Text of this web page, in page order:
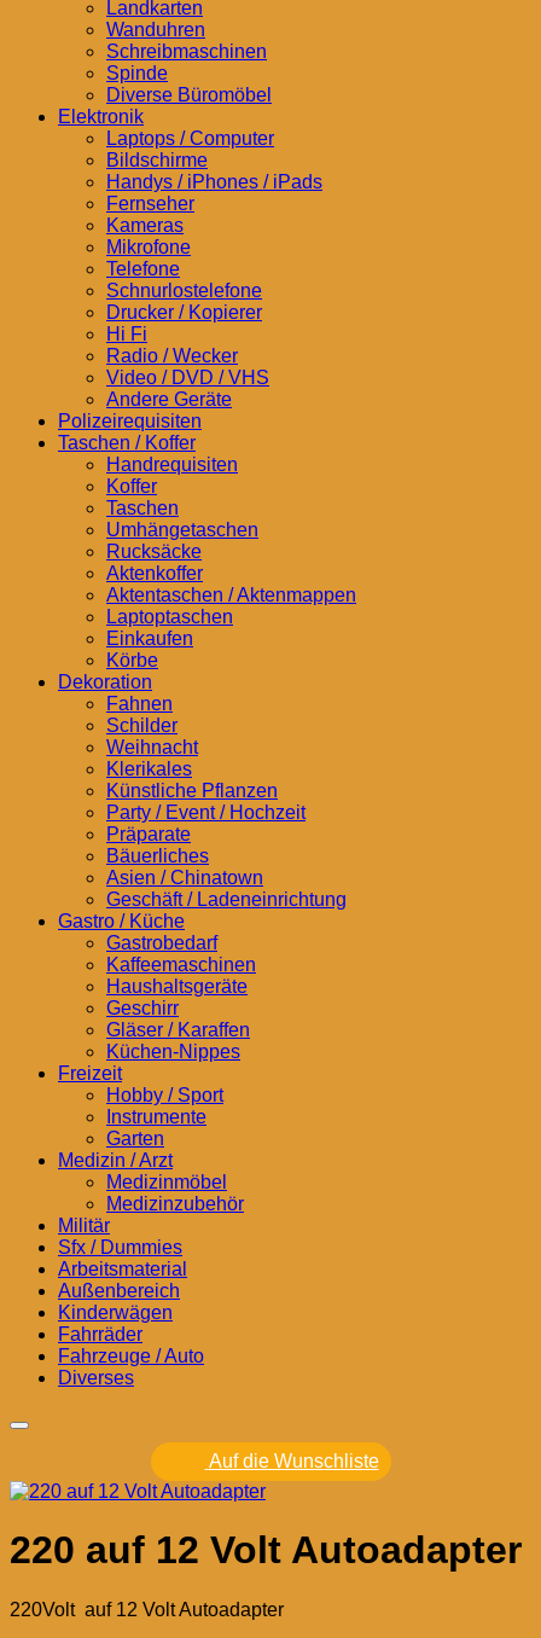
Landkarten
Wanduhren
Schreibmaschinen
Spinde
Diverse Büromöbel
Elektronik
Laptops / Computer
Bildschirme
Handys / iPhones / iPads
Fernseher
Kameras
Mikrofone
Telefone
Schnurlostelefone
Drucker / Kopierer
Hi Fi
Radio / Wecker
Video / DVD / VHS
Andere Geräte
Polizeirequisiten
Taschen / Koffer
Handrequisiten
Koffer
Taschen
Umhängetaschen
Rucksäcke
Aktenkoffer
Aktentaschen / Aktenmappen
Laptoptaschen
Einkaufen
Körbe
Dekoration
Fahnen
Schilder
Weihnacht
Klerikales
Künstliche Pflanzen
Party / Event / Hochzeit
Präparate
Bäuerliches
Asien / Chinatown
Geschäft / Ladeneinrichtung
Gastro / Küche
Gastrobedarf
Kaffeemaschinen
Haushaltsgeräte
Geschirr
Gläser / Karaffen
Küchen-Nippes
Freizeit
Hobby / Sport
Instrumente
Garten
Medizin / Arzt
Medizinmöbel
Medizinzubehör
Militär
Sfx / Dummies
Arbeitsmaterial
Außenbereich
Kinderwägen
Fahrräder
Fahrzeuge / Auto
Diverses
Auf die Wunschliste
220 auf 12 Volt Autoadapter
220Volt auf 12 Volt Autoadapter